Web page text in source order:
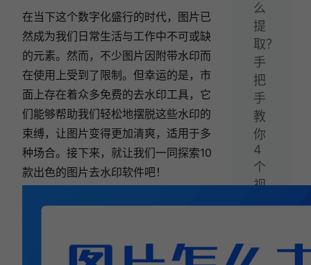
在当下这个数字化盛行的时代，图片已
然成为我们日常生活与工作中不可或缺
的元素。然而，不少图片因附带水印而
在使用上受到了限制。但幸运的是，市
面上存在着众多免费的去水印工具，它
们能够帮助我们轻松地摆脱这些水印的
束缚，让图片变得更加清爽，适用于多
种场合。接下来，就让我们一同探索10
款出色的图片去水印软件吧！
么
提
取？
手
把
手
教
你
4
个
视
频
字